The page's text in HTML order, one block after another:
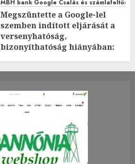
MBH bank Google Csalás és
Megszüntette a Google-lel
szemben indított eljárását a
versenyhatóság,
bizonyíthatóság hiányában:
2026.JÚLIUS.23. CSÜTÖRTÖK.
0